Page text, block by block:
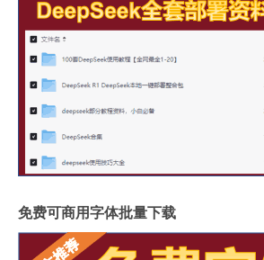
免费可商用字体批量下载